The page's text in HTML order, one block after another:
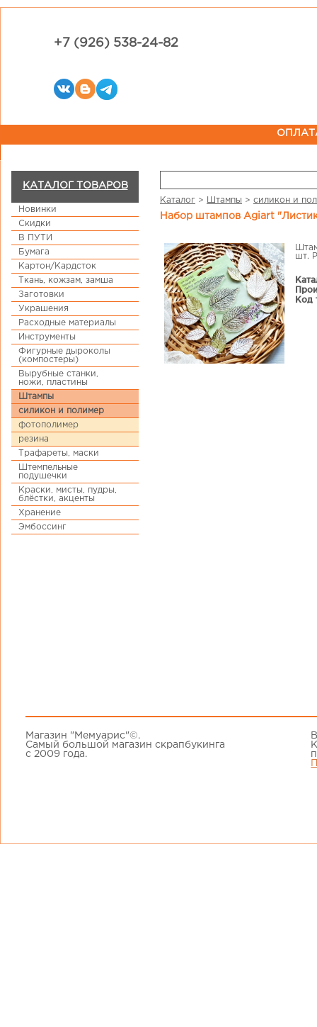
+7 (926) 538-24-82
КАТАЛОГ ТОВАРОВ
Новинки
Скидки
В ПУТИ
Бумага
Картон/Кардсток
Ткань, кожзам, замша
Заготовки
Украшения
Расходные материалы
Инструменты
Фигурные дыроколы
(компостеры)
Вырубные станки,
ножи, пластины
Штампы
силикон и полимер
фотополимер
резина
Трафареты, маски
Штемпельные
подушечки
Краски, мисты, пудры,
блёстки, акценты
Хранение
Эмбоссинг
Каталог > Штампы > силикон и
Набор штампов Agiart
шт.
Код
Магазин "Мемуарис"©.
Самый большой магазин скрапбукинга
с 2009 года.